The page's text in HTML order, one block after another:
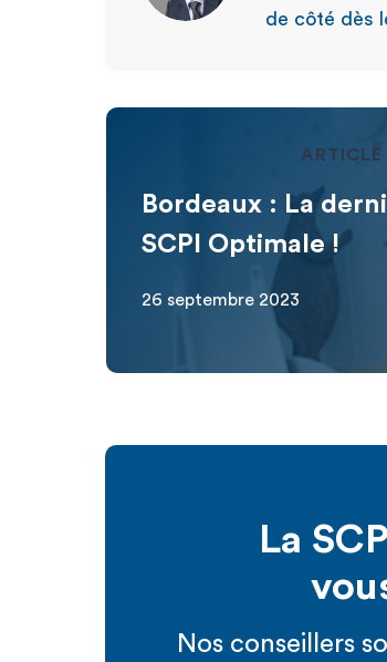
de côté dès
ARTICLE
Bordeaux : La
SCPI Optimale !
26 septembre 2023
La
Nos conseillers